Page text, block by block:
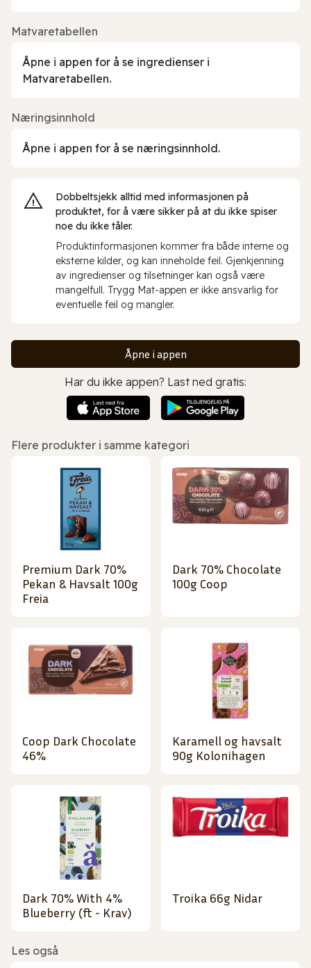
Matvaretabellen
Åpne i appen for å se ingredienser i
Matvaretabellen.
Næringsinnhold
Åpne i appen for å se næringsinnhold.
Dobbeltsjekk alltid med informasjonen på
produktet, for å være sikker på at du ikke spiser
noe du ikke tåler.
Produktinformasjonen kommer fra både interne og
eksterne kilder, og kan inneholde feil. Gjenkjenning
av ingredienser og tilsetninger kan også være
mangelfull. Trygg Mat-appen er ikke ansvarlig for
eventuelle feil og mangler.
Åpne i appen
Har du ikke appen? Last ned gratis:
Flere produkter i samme kategori
Premium Dark 70%
Pekan & Havsalt 100g
Freia
Dark 70% Chocolate
100g Coop
Coop Dark Chocolate
46%
Karamell og havsalt
90g Kolonihagen
Dark 70% With 4%
Blueberry (ft - Krav)
Troika 66g Nidar
Les også